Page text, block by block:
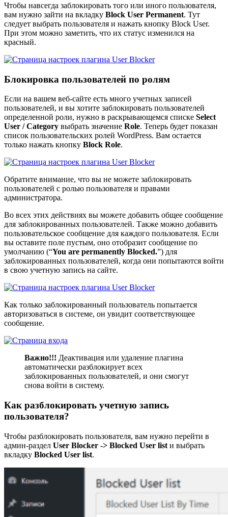
Чтобы навсегда заблокировать того или иного пользователя,
вам нужно зайти на вкладку Block User Permanent. Тут
следует выбрать пользователя и нажать кнопку Block User.
При этом можно заметить, что их статус изменился на
красный.
Блокировка пользователей по ролям
Если на вашем веб-сайте есть много учетных записей
пользователей, и вы хотите заблокировать пользователей
определенной роли, нужно в раскрывающемся списке Select
User / Category выбрать значение Role. Теперь будет показан
список пользовательских ролей WordPress. Вам остается
только нажать кнопку Block Role.
Обратите внимание, что вы не можете заблокировать
пользователей с ролью пользователя и правами
администратора.
Во всех этих действиях вы можете добавить общее сообщение
для заблокированных пользователей. Также можно добавить
пользовательское сообщение для каждого пользователя. Если
вы оставите поле пустым, оно отобразит сообщение по
умолчанию (“You are permanently Blocked.”) для
заблокированных пользователей, когда они попытаются войти
в свою учетную запись на сайте.
Как только заблокированный пользователь попытается
авторизоваться в системе, он увидит соответствующее
сообщение.
Важно!!! Деактивация или удаление плагина
автоматически разблокирует всех
заблокированных пользователей, и они смогут
снова войти в систему.
Как разблокировать учетную запись
пользователя?
Чтобы разблокировать пользователя, вам нужно перейти в
админ-раздел User Blocker -> Blocked User list и выбрать
вкладку Blocked User list.